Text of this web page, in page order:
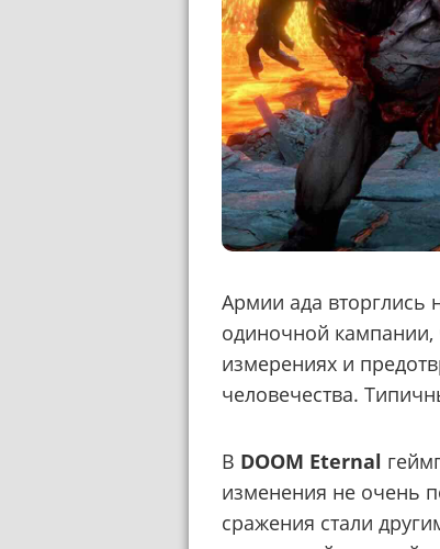
Армии ада вторглись
одиночной
измерениях и
человечества.
В DOOM Eternal
изменения не очень
сражения стали